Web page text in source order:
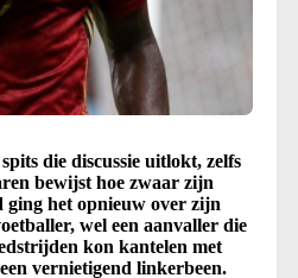
die discussie uitlokt, zelfs
bewijst hoe zwaar zijn
ging het opnieuw over zijn
wel een aanvaller die
kon kantelen met
vernietigend linkerbeen.